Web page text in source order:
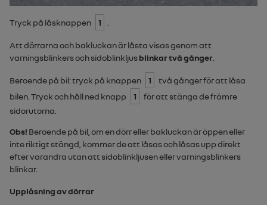
Tryck på låsknappen 1
Att dörrarna och bakluckan är låsta visas genom att
varningsblinkers och sidoblinkljusblinkar två gånger
Beroende på bil: tryck på knappen 1
två gånger för att låsa
bilen. Tryck och håll ned knapp
1
för att stänga de främre
sidorutorna.
Obs! Beroende på bil, om en dörr eller bakluckan är öppen eller
inte riktigt stängd, kommer de att låsas och låsas upp direkt
efter varandra utan att sidoblinkljusen eller varningsblinkers
blinkar.
Upplåsning av dörrar